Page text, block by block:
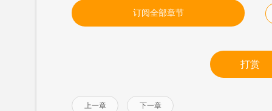
订阅全部章节
打赏
上一章 下一章